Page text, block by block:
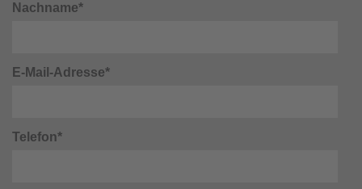
Nachname*
E-Mail-Adresse*
Telefon*